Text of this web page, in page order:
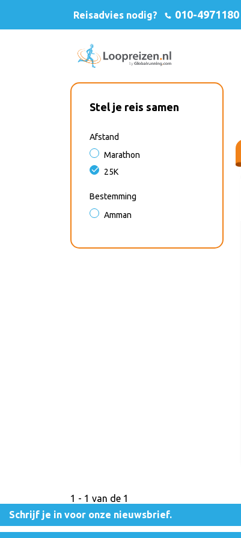
Reisadvies nodig? 010-4971180
Stel je reis samen
Afstand
Marathon
25K
Bestemming
Amman
1 - 1 van de 1
Schrijf je in voor onze nieuwsbrief.